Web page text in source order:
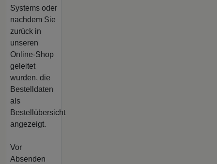
Systems oder
nachdem Sie
zurück in
unseren
Online-Shop
geleitet
wurden, die
Bestelldaten
als
Bestellübersicht
angezeigt.
Vor
Absenden